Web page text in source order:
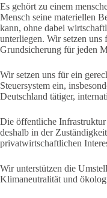
Es gehört zu einem
Mensch seine materiellen
kann, ohne dabei
unterliegen. Wir setzen uns
Grundsicherung für jeden
Wir setzen uns für ein
Steuersystem ein,
Deutschland tätiger,
Die öffentliche
deshalb in der
privatwirtschaftlichen
Wir unterstützen die
Klimaneutralität und